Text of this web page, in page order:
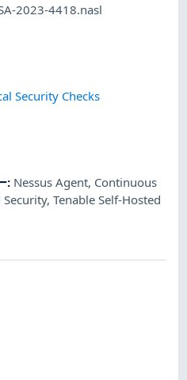
2023-4418.nasl
Security Checks
: Nessus Agent, Continuous
Security,Tenable Self-Hosted